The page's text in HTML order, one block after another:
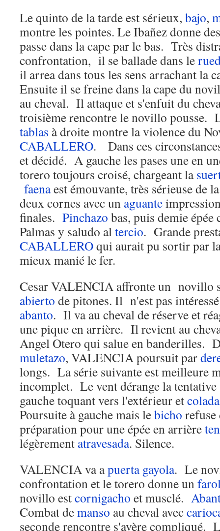
Le quinto de la tarde est sérieux, bajo,
montre les pointes. Le Ibañez donne
passe dans la cape par le bas. Très
confrontation, il se ballade dans le
il arrea dans tous les sens arrachant la
Ensuite il se freine dans la cape du
au cheval. Il attaque et s'enfuit du
troisième rencontre le novillo pousse.
tablas à droite montre la violence du
CABALLERO. Dans ces
et décidé. A gauche les pases une en
torero toujours croisé, chargeant la
faenaest émouvante, très sérieuse de
deux cornes avec un aguante
finales. Pinchazo bas, puis demie épée
Palmas y saludo altercio. Grande
CABALLEROqui aurait pu sortir par
mieux manié le fer.
Cesar VALENCIA affronte un novillo
abierto de pitones. Il n'est pas
abanto. Il va au cheval de réserve et
une pique en arrière. Il revient au
Angel Otero qui salue en banderilles.
muletazo, VALENCIA poursuit par
longs. La série suivante est meilleure
incomplet. Le vent dérange la tentative
gauche toquant vers l'extérieur etcolada
Poursuite à gauche mais lebicho
préparation pour une épée en arrière
légèrement atravesada. Silence.
VALENCIA va apuerta gayola. Le
confrontation et le torero donne un
novillo estcornigacho et musclé.
Combat demanso au cheval avec
seconde rencontre s'avère compliqué.